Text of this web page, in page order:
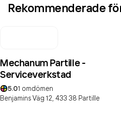
Rekommenderade
Mechanum Partille -
Serviceverkstad
5.01 omdömen
Benjamins Väg 12, 433 38 Partille